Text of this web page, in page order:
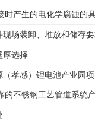
时产生的电化学腐蚀的
场装卸、堆放和储存
厚选择
孝感）锂电池产业园
的不锈钢工艺管道系统